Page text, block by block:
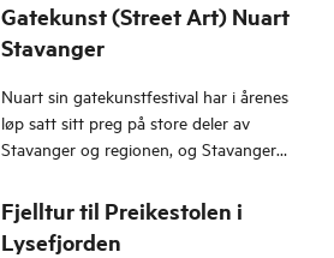
Gatekunst (Street Art) Nuart
Stavanger
Nuart sin gatekunstfestival har i årenes
løp satt sitt preg på store deler av
Stavanger og regionen, og Stavanger
Både i bygd og by finner du verk av kjente
gatekunstnere.
Fjelltur til Preikestolen i
Lysefjorden